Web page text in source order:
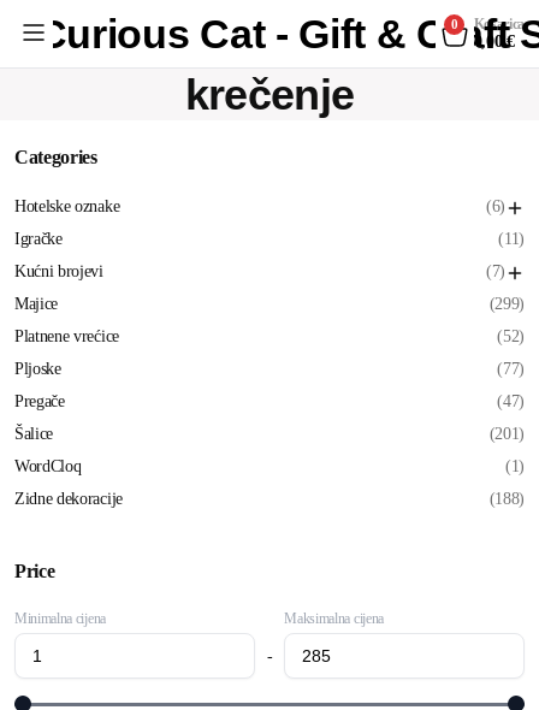
Curious Cat - Gift & Craft
0 Košarica
0,00€
krečenje
Categories
Hotelske oznake
(6)
Igračke
(11)
Kućni brojevi
(7)
Majice
(299)
Platnene vrećice
(52)
Pljoske
(77)
Pregače
(47)
Šalice
(201)
WordCloq
(1)
Zidne dekoracije
(188)
Price
Minimalna cijena
-
Maksimalna cijena